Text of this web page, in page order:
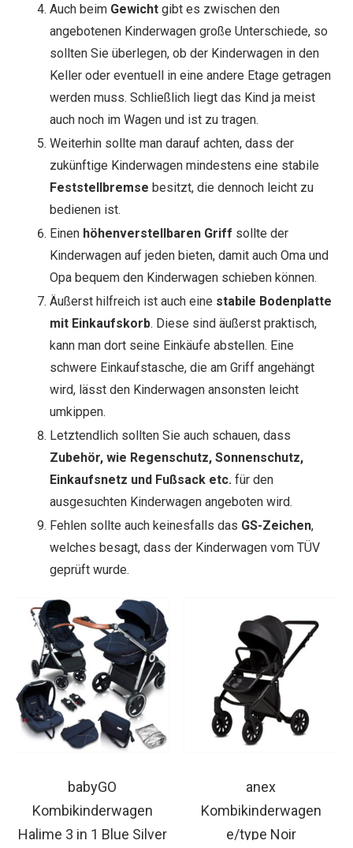
Auch beim Gewicht gibt es zwischen den
angebotenen Kinderwagen große Unterschiede, so
sollten Sie überlegen, ob der Kinderwagen in den
Keller oder eventuell in eine andere Etage getragen
werden muss. Schließlich liegt das Kind ja meist
auch noch im Wagen und ist zu tragen.
Weiterhin sollte man darauf achten, dass der
zukünftige Kinderwagen mindestens eine stabile
Feststellbremse besitzt, die dennoch leicht zu
bedienen ist.
Einen höhenverstellbaren Griff sollte der
Kinderwagen auf jeden bieten, damit auch Oma und
Opa bequem den Kinderwagen schieben können.
Äußerst hilfreich ist auch eine stabile Bodenplatte
mit Einkaufskorb. Diese sind äußerst praktisch,
kann man dort seine Einkäufe abstellen. Eine
schwere Einkaufstasche, die am Griff angehängt
wird, lässt den Kinderwagen ansonsten leicht
umkippen.
Letztendlich sollten Sie auch schauen, dass
Zubehör, wie Regenschutz, Sonnenschutz,
Einkaufsnetz und Fußsack etc. für den
ausgesuchten Kinderwagen angeboten wird.
Fehlen sollte auch keinesfalls das GS-Zeichen,
welches besagt, dass der Kinderwagen vom TÜV
geprüft wurde.
babyGO
Kombikinderwagen
Halime 3 in 1 Blue Silver
anex
Kombikinderwagen
e/type Noir